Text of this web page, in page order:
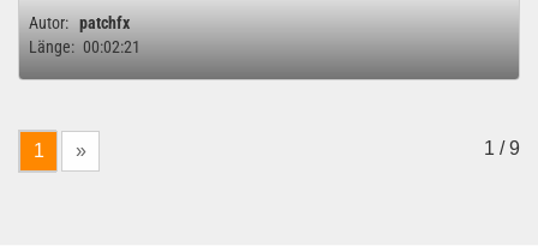
Autor: patchfx
Länge: 00:02:21
1 » 1 / 9